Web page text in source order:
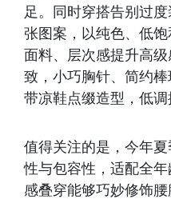
足。同时穿搭告别过
张图案，以纯色、低饱
面料、层次感提升高
致，小巧胸针、简约
带凉鞋点缀造型，低调
值得关注的是，今年
性与包容性，适配全
感叠穿能够巧妙修饰